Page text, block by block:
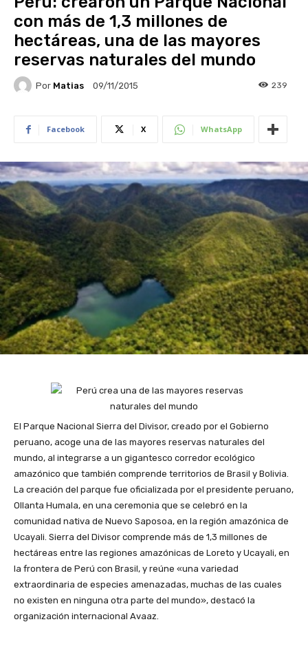
con más de 1,3 millones de
hectáreas, una de las mayores
reservas naturales del mundo
Por Matias 09/11/2015 239
Facebook X WhatsApp
El Parque Nacional Sierra del Divisor, creado por el Gobierno
peruano, acoge una de las mayores reservas naturales del
mundo, al integrarse a un gigantesco corredor ecológico
amazónico que también comprende territorios de Brasil y Bolivia.
La creación del parque fue oficializada por el presidente peruano,
Ollanta Humala, en una ceremonia que se celebró en la
comunidad nativa de Nuevo Saposoa, en la región amazónica de
Ucayali. Sierra del Divisor comprende más de 1,3 millones de
hectáreas entre las regiones amazónicas de Loreto y Ucayali, en
la frontera de Perú con Brasil, y reúne «una variedad
extraordinaria de especies amenazadas, muchas de las cuales
no existen en ninguna otra parte del mundo», destacó la
organización internacional Avaaz.